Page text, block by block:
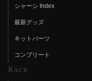
シャーシ Index
最新グッズ
キットパーツ
コンプリート
Race